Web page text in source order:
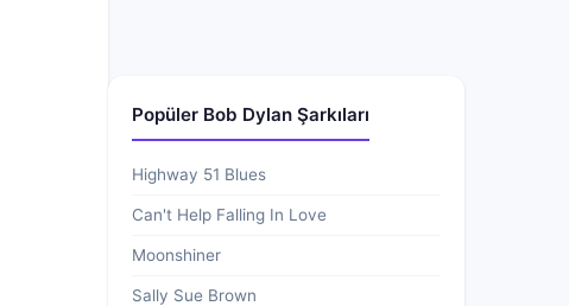
Popüler Bob Dylan Şarkıları
Highway 51 Blues
Can't Help Falling In Love
Moonshiner
Sally Sue Brown